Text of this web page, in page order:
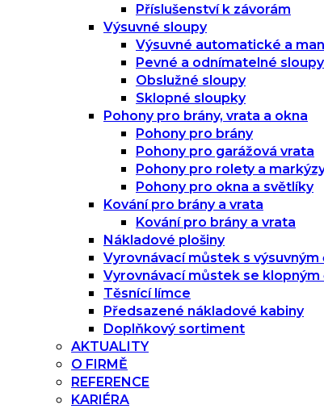
Příslušenství k závorám
Výsuvné sloupy
Výsuvné automatické a
Pevné a odnímatelné sloupy
Obslužné sloupy
Sklopné sloupky
Pohony pro brány, vrata a okna
Pohony pro brány
Pohony pro garážová vrata
Pohony pro rolety a
Pohony pro okna a světlíky
Kování pro brány a vrata
Kování pro brány a vrata
Nákladové plošiny
Vyrovnávací můstek s výsuvným
Vyrovnávací můstek se klopným
Těsnící límce
Předsazené nákladové kabiny
Doplňkový sortiment
AKTUALITY
O FIRMĚ
REFERENCE
KARIÉRA